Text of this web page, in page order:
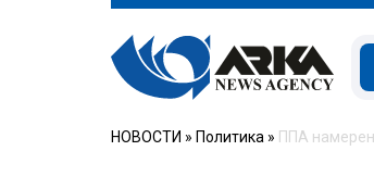
НОВОСТИ » Политика » ППА